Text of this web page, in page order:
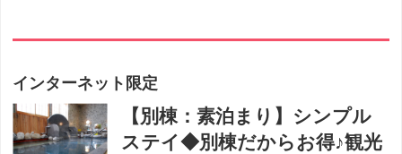
インターネット限定
【別棟：素泊まり】シンプル
ステイ◆別棟だからお得♪観光